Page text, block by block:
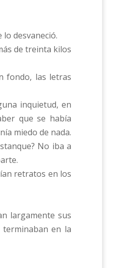
desvaneció.
de treinta kilos
fondo, las letras
inquietud, en
que se había
miedo de nada.
No iba a
retratos en los
largamente sus
terminaban en la